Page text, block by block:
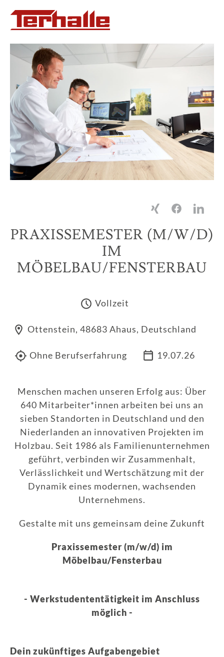
PRAXISSEMESTER (M/W/D)
IM
MÖBELBAU/FENSTERBAU
Vollzeit
Ottenstein, 48683 Ahaus, Deutschland
Ohne Berufserfahrung 19.07.26
Menschen machen unseren Erfolg aus: Über
640 Mitarbeiter*innen arbeiten bei uns an
sieben Standorten in Deutschland und den
Niederlanden an innovativen Projekten im
Holzbau. Seit 1986 als Familienunternehmen
geführt, verbinden wir Zusammenhalt,
Verlässlichkeit und Wertschätzung mit der
Dynamik eines modernen, wachsenden
Unternehmens.
Gestalte mit uns gemeinsam deine Zukunft
Praxissemester (m/w/d) im
Möbelbau/Fensterbau
- Werkstudententätigkeit im Anschluss
möglich -
Dein zukünftiges Aufgabengebiet